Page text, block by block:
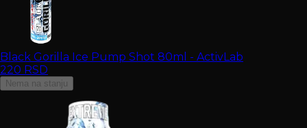
Black Gorilla Ice Pump Shot 80ml - ActivLab
220 RSD
Nema na stanju